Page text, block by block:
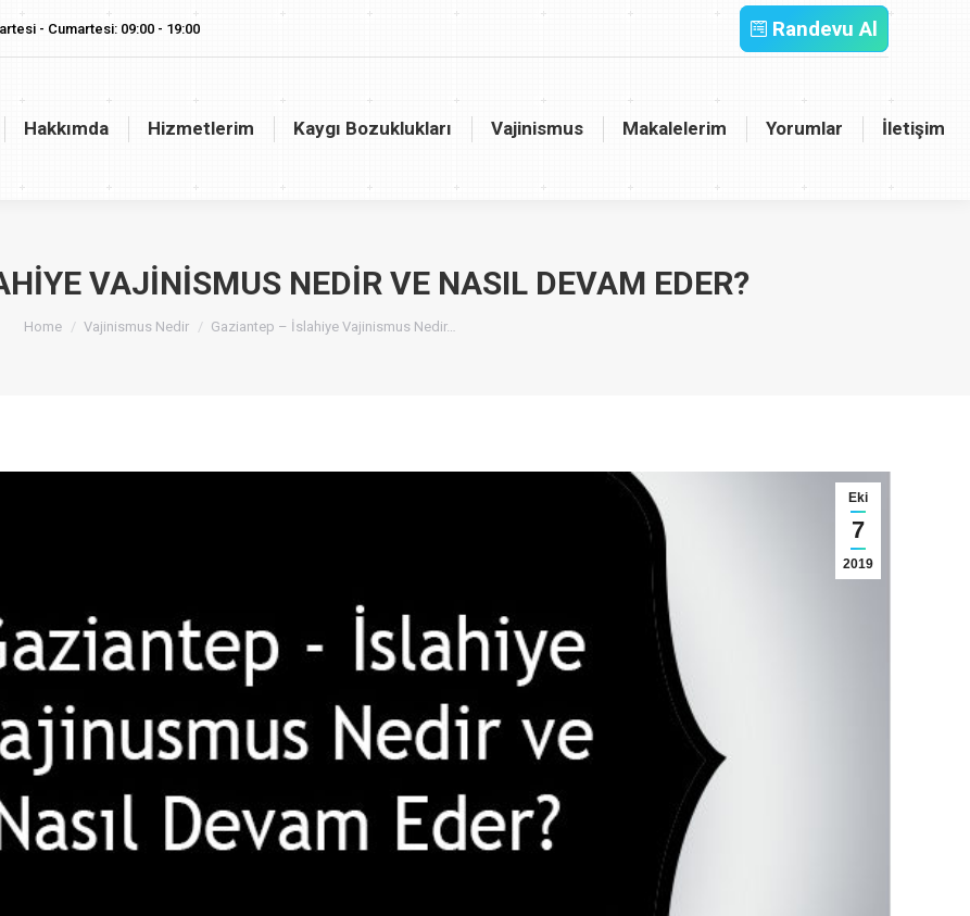
- Cumartesi: 09:00 - 19:00 Randevu Al
Hakkımda Hizmetlerim Kaygı Bozuklukları Vajinismus Makalelerim Yorumlar İletişim
VAJINISMUS NEDIR VE NASIL DEVAM EDER?
You are here:
Home Vajinismus Nedir Gaziantep – İslahiye Vajinismus Nedir…
Eki
7
2019
Yorumlar İletişim